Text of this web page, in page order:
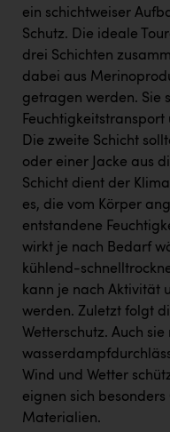
ein schichtweiser
Schutz. Die ideale
drei Schichten
dabei aus
getragen werden. Sie
Die zweite Schicht
oder einer Jacke aus
Schicht dient der
es, die vom Körper
entstandene
wirkt je nach Bedarf
kühlend-
kann je nach Aktivität
werden. Zuletzt folgt
Wetterschutz. Auch
Wind und Wetter
eignen sich
Materialien.